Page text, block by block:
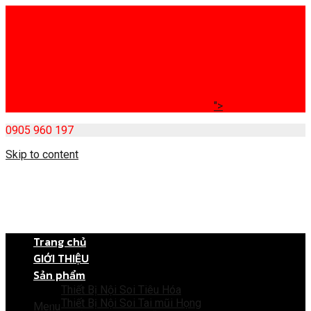
">
0905 960 197
Skip to content
Menu
Trang chủ
GIỚI THIỆU
Sản phẩm
Thiết Bị Nội Soi Tiêu Hóa
Thiết Bị Nội Soi Tai mũi Họng